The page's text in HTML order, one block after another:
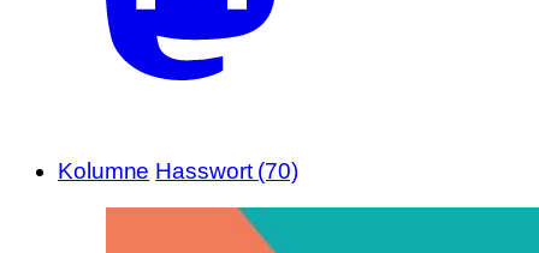
Kolumne Hasswort (70)